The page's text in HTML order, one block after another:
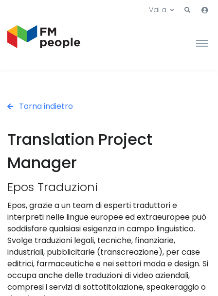
Vai a
Torna indietro
Translation Project
Manager
Epos Traduzioni
Epos, grazie a un team di esperti traduttori e
interpreti nelle lingue europee ed extraeuropee può
soddisfare qualsiasi esigenza in campo linguistico.
Svolge traduzioni legali, tecniche, finanziarie,
industriali, pubblicitarie (transcreazione), per case
editrici, farmaceutiche e nei settori moda e design. Si
occupa anche delle traduzioni di video aziendali,
compresi i servizi di sottotitolazione, speakeraggio o